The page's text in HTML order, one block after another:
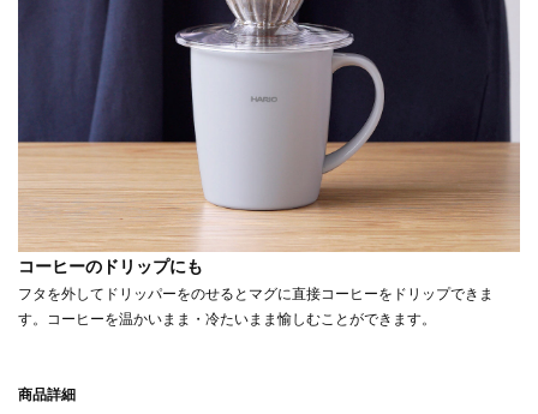
コーヒーのドリップにも
フタを外してドリッパーをのせるとマグに直接コーヒーをドリップできま
す。コーヒーを温かいまま・冷たいまま愉しむことができます。
商品詳細